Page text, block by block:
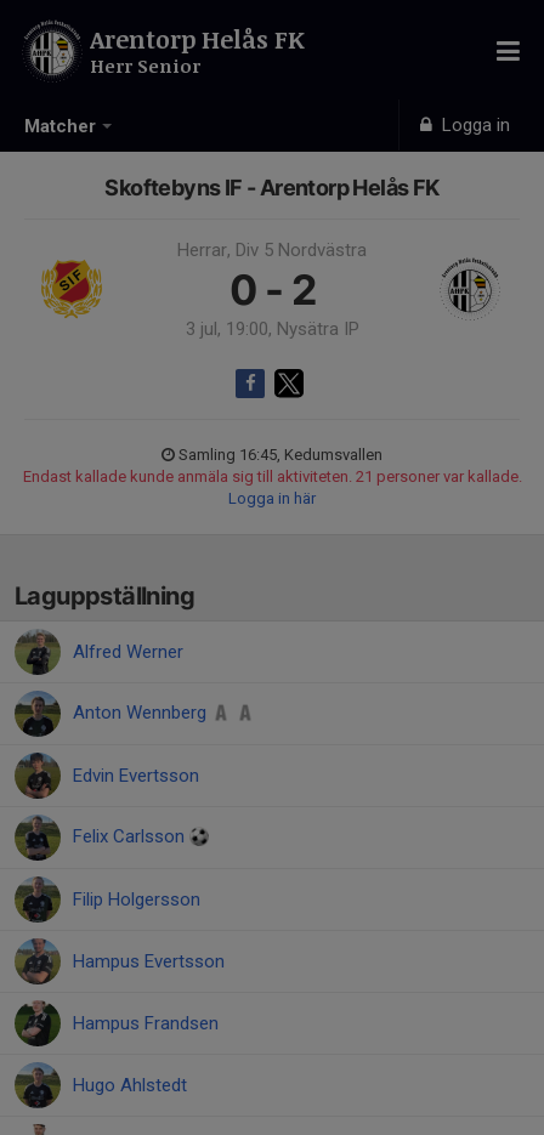
Matcher Logga in
Arentorp Helås FK
Herr Senior
Skoftebyns IF - Arentorp Helås FK
Herrar, Div 5 Nordvästra
0 - 2
3 jul, 19:00, Nysätra IP
Samling 16:45, Kedumsvallen
Endast kallade kunde anmäla sig till aktiviteten. 21 personer var kallade.
Logga in här
Laguppställning
Alfred Werner
Anton Wennberg
Edvin Evertsson
Felix Carlsson
Filip Holgersson
Hampus Evertsson
Hampus Frandsen
Hugo Ahlstedt